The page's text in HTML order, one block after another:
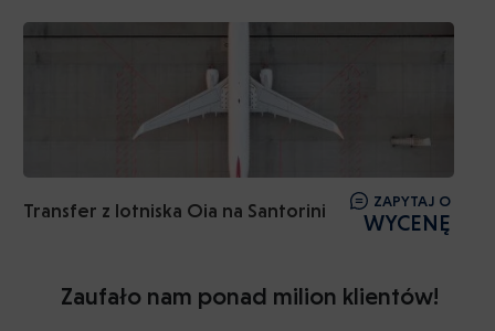
Transfer z lotniska Oia na Santorini ZAPYTAJ O
WYCENĘ
Zaufało nam ponad milion klientów!